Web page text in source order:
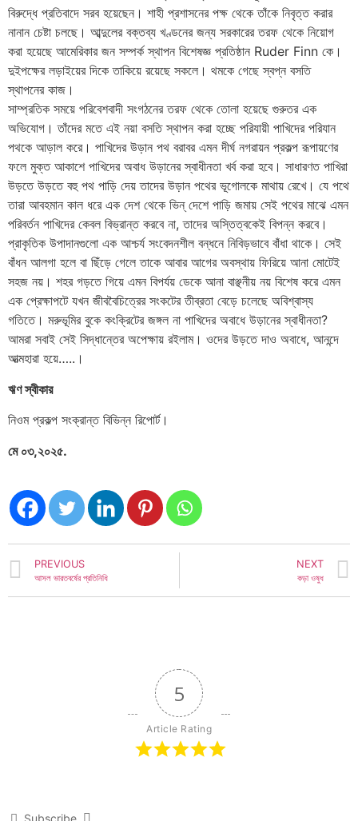
বিরুদ্ধে প্রতিবাদে সরব হয়েছেন। শাহী প্রশাসনের পক্ষ থেকে তাঁকে নিবৃত্ত করার
নানান চেষ্টা চলছে। আব্দুলের বক্তব্য খণ্ডনের জন্য সরকারের তরফ থেকে নিয়োগ
করা হয়েছে আমেরিকার জন সম্পর্ক স্থাপন বিশেষজ্ঞ প্রতিষ্ঠান Ruder Finn কে।
দুইপক্ষের লড়াইয়ের দিকে তাকিয়ে রয়েছে সকলে। থমকে গেছে স্বপ্ন বসতি
স্থাপনের কাজ।
সাম্প্রতিক সময়ে পরিবেশবাদী সংগঠনের তরফ থেকে তোলা হয়েছে গুরুতর এক
অভিযোগ। তাঁদের মতে এই নয়া বসতি স্থাপন করা হচ্ছে পরিযায়ী পাখিদের পরিযান
পথকে আড়াল করে। পাখিদের উড়ান পথ বরাবর এমন দীর্ঘ নগরায়ন প্রকল্প রূপায়ণের
ফলে মুক্ত আকাশে পাখিদের অবাধ উড়ানের স্বাধীনতা খর্ব করা হবে। সাধারণত পাখিরা
উড়তে উড়তে বহু পথ পাড়ি দেয় তাদের উড়ান পথের ভূগোলকে মাথায় রেখে। যে পথে
তারা আবহমান কাল ধরে এক দেশ থেকে ভিন্ দেশে পাড়ি জমায় সেই পথের মাঝে এমন
পরিবর্তন পাখিদের কেবল বিভ্রান্ত করবে না, তাদের অস্তিত্বকেই বিপন্ন করবে।
প্রাকৃতিক উপাদানগুলো এক আশ্চর্য সংবেদনশীল বন্ধনে নিবিড়ভাবে বাঁধা থাকে। সেই
বাঁধন আলগা হলে বা ছিঁড়ে গেলে তাকে আবার আগের অবস্থায় ফিরিয়ে আনা মোটেই
সহজ নয়। শহর গড়তে গিয়ে এমন বিপর্যয় ডেকে আনা বাঞ্ছনীয় নয় বিশেষ করে এমন
এক প্রেক্ষাপটে যখন জীববৈচিত্রের সংকটের তীব্রতা বেড়ে চলেছে অবিশ্বাস্য
গতিতে। মরুভূমির বুকে কংক্রিটের জঙ্গল না পাখিদের অবাধে উড়ানের স্বাধীনতা?
আমরা সবাই সেই সিদ্ধান্তের অপেক্ষায় রইলাম। ওদের উড়তে দাও অবাধে, আনন্দে
আত্মহারা হয়ে…..।
ঋণ স্বীকার
নিওম প্রকল্প সংক্রান্ত বিভিন্ন রিপোর্ট।
মে ০৩,২০২৫.
PREVIOUS
আসল ভারতবর্ষের প্রতিনিধি
NEXT
কড়া ওষুধ
5
Article Rating
Subscribe